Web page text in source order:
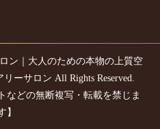
ン｜大人のための本物の上質空
ーサロン All Rights Reserved.
などの無断複写・転載を禁じま
】